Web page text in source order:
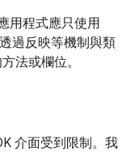
用程式應只使用
過反映等機制與類
法或欄位。
介面受到限制。我